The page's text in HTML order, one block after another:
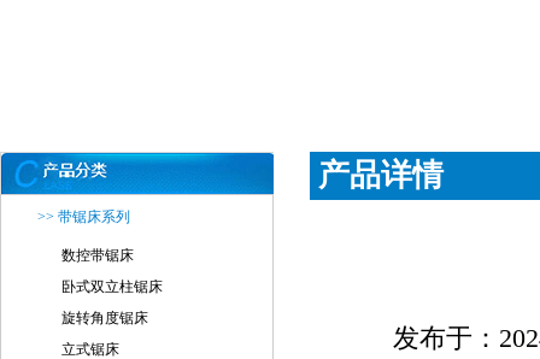
>> 带锯床系列
数控带锯床
卧式双立柱锯床
旋转角度锯床
立式锯床
产品详情
发布于：